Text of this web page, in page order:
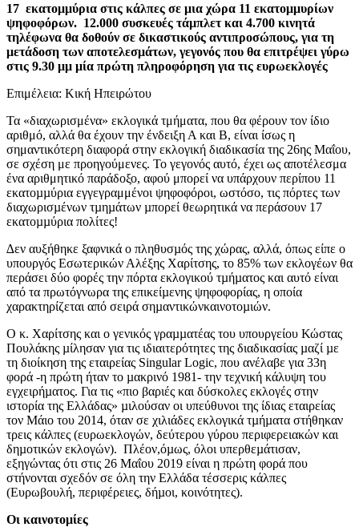
17 εκατομμύρια στις κάλπες σε μια χώρα 11 εκατομμυρίων
ψηφοφόρων. 12.000 συσκευές τάµπλετ και 4.700 κινητά
τηλέφωνα θα δοθούν σε δικαστικούς αντιπροσώπους, για τη
μετάδοση των αποτελεσμάτων, γεγονός που θα επιτρέψει γύρω
στις 9.30 μμ μία πρώτη πληροφόρηση για τις ευρωεκλογές
Επιμέλεια: Κική Ηπειρώτου
Τα «διαχωρισμένα» εκλογικά τμήματα, που θα φέρουν τον ίδιο
αριθμό, αλλά θα έχουν την ένδειξη Α και Β, είναι ίσως η
σημαντικότερη διαφορά στην εκλογική διαδικασία της 26ης Μαΐου,
σε σχέση με προηγούμενες. Το γεγονός αυτό, έχει ως αποτέλεσμα
ένα αριθμητικό παράδοξο, αφού μπορεί να υπάρχουν περίπου 11
εκατοµµύρια εγγεγραμμένοι ψηφοφόροι, ωστόσο, τις πόρτες των
διαχωρισµένων τµηµάτων µπορεί θεωρητικά να περάσουν 17
εκατοµµύρια πολίτες!
∆εν αυξήθηκε ξαφνικά ο πληθυσµός της χώρας, αλλά, όπως είπε ο
υπουργός Εσωτερικών Αλέξης Χαρίτσης, το 85% των εκλογέων θα
περάσει δύο φορές την πόρτα εκλογικού τµήµατος και αυτό είναι
από τα πρωτόγνωρα της επικείµενης ψηφοφορίας, η οποία
χαρακτηρίζεται από σειρά σηµαντικώνκαινοτοµιών.
Ο κ. Χαρίτσης και ο γενικός γραµµατέας του υπουργείου Κώστας
Πουλάκης µίλησαν για τις ιδιαιτερότητες της διαδικασίας µαζί µε
τη διοίκηση της εταιρείας Singular Logic, που ανέλαβε για 33η
φορά -η πρώτη ήταν το µακρινό 1981- την τεχνική κάλυψη του
εγχειρήµατος. Για τις «πιο βαριές και δύσκολες εκλογές στην
ιστορία της Ελλάδας» µιλούσαν οι υπεύθυνοι της ίδιας εταιρείας
τον Μάιο του 2014, όταν σε χιλιάδες εκλογικά τµήµατα στήθηκαν
τρεις κάλπες (ευρωεκλογών, δεύτερου γύρου περιφερειακών και
δηµοτικών εκλογών). Πλέον,όµως, όλοι υπερθεµάτισαν,
εξηγώντας ότι στις 26 Μαΐου 2019 είναι η πρώτη φορά που
στήνονται σχεδόν σε όλη την Ελλάδα τέσσερις κάλπες
(Ευρωβουλή, περιφέρειες, δήµοι, κοινότητες).
Οι καινοτομίες